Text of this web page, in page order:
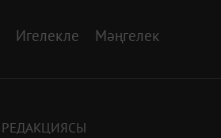
Игелекле Мәңгелек
РЕДАКЦИЯСЫ